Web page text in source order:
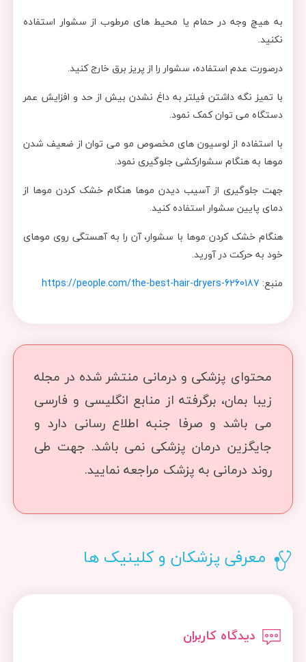
به هیچ وجه در حمام یا محیط های مرطوب از سشوار استفاده
نکنید.
درصورت عدم استفاده، سشوار را از پریز برق خارج کنید.
با تمیز نگه داشتن فیلتر به داغ نشدن بیش از حد و افزایش عمر
دستگاه می توان کمک نمود.
با استفاده از لوسیون های مخصوص مو می توان از ضعیف شدن
موها به هنگام سشوارکشی جلوگیری نمود.
جهت جلوگیری از آسیب دیدن موها هنگام خشک کردن موها از
دمای پایین سشوار استفاده کنید.
هنگام خشک کردن موها با سشوار، آن را به آهستگی روی موهای
خود به حرکت در آورید.
منبع: https://people.com/the-best-hair-dryers-6260187
محتوای پزشکی و درمانی منتشر شده در مجله
زیبا بمان، برگرفته از منابع انگلیسی و فارسی
می باشد و صرفا جنبه اطلاع رسانی دارد و
جایگزین درمان پزشکی نمی باشد. جهت طی
روند درمانی به پزشک مراجعه نمایید.
معرفی پزشکان و کلینیک ها
دیدگاه کاربران